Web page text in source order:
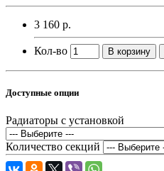
3 160 р.
Кол-во В корзину
Доступные опции
Радиаторы с установкой
Количество секций